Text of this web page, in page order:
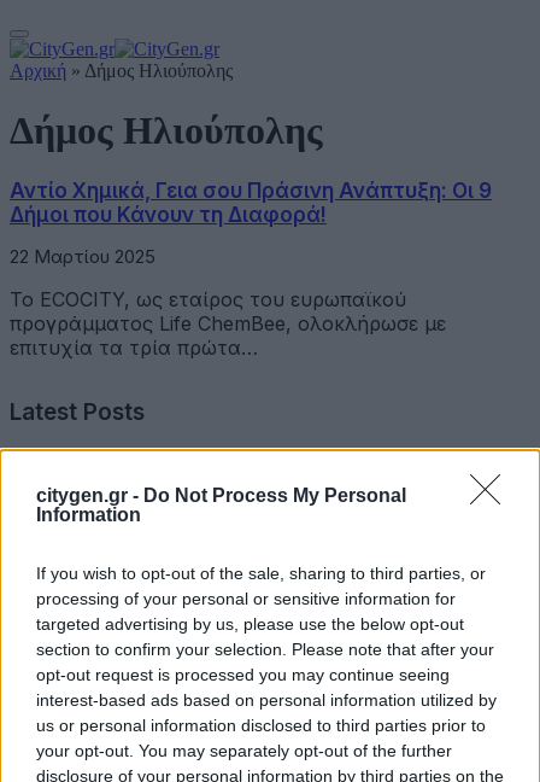
citygen.gr - Do Not Process My Personal
Information
If you wish to opt-out of the sale, sharing to third parties, or
processing of your personal or sensitive information for
targeted advertising by us, please use the below opt-out
section to confirm your selection. Please note that after your
opt-out request is processed you may continue seeing
interest-based ads based on personal information utilized by
us or personal information disclosed to third parties prior to
your opt-out. You may separately opt-out of the further
disclosure of your personal information by third parties on the
Αρχική » Δήμος Ηλιούπολης
Δήμος Ηλιούπολης
Αντίο Χημικά, Γεια σου Πράσινη Ανάπτυξη: Οι 9
Δήμοι που Κάνουν τη Διαφορά!
22 Μαρτίου 2025
Το ECOCITY, ως εταίρος του ευρωπαϊκού
προγράμματος Life ChemBee, ολοκλήρωσε με
επιτυχία τα τρία πρώτα…
Latest Posts
Όμιλος Σαρακάκη: Παραχώρησε το νέο Maxus T60 Max
στην ΕΠΟΜΕΑ Βιλίων
Ν. Χαρδαλιάς: «Με το Παρατηρητήριο Έργων η
Περιφέρεια αποκτά ένα πρωτοποριακό ψηφιακό
εργαλείο λογοδοσίας»
6 Αυγούστου 2026
Δήμος Αθηναίων: 43 σχολικές αυλές γίνονται πιο
πράσινες και πιο δροσερές